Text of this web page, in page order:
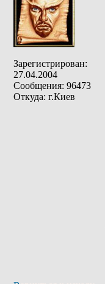
Зарегистрирован:
27.04.2004
Сообщения: 96473
Откуда: г.Киев